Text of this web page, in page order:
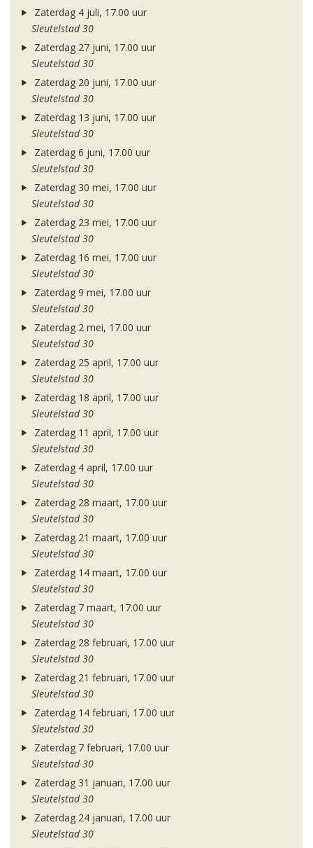
Zaterdag 4 juli, 17.00 uur
Sleutelstad 30
Zaterdag 27 juni, 17.00 uur
Sleutelstad 30
Zaterdag 20 juni, 17.00 uur
Sleutelstad 30
Zaterdag 13 juni, 17.00 uur
Sleutelstad 30
Zaterdag 6 juni, 17.00 uur
Sleutelstad 30
Zaterdag 30 mei, 17.00 uur
Sleutelstad 30
Zaterdag 23 mei, 17.00 uur
Sleutelstad 30
Zaterdag 16 mei, 17.00 uur
Sleutelstad 30
Zaterdag 9 mei, 17.00 uur
Sleutelstad 30
Zaterdag 2 mei, 17.00 uur
Sleutelstad 30
Zaterdag 25 april, 17.00 uur
Sleutelstad 30
Zaterdag 18 april, 17.00 uur
Sleutelstad 30
Zaterdag 11 april, 17.00 uur
Sleutelstad 30
Zaterdag 4 april, 17.00 uur
Sleutelstad 30
Zaterdag 28 maart, 17.00 uur
Sleutelstad 30
Zaterdag 21 maart, 17.00 uur
Sleutelstad 30
Zaterdag 14 maart, 17.00 uur
Sleutelstad 30
Zaterdag 7 maart, 17.00 uur
Sleutelstad 30
Zaterdag 28 februari, 17.00 uur
Sleutelstad 30
Zaterdag 21 februari, 17.00 uur
Sleutelstad 30
Zaterdag 14 februari, 17.00 uur
Sleutelstad 30
Zaterdag 7 februari, 17.00 uur
Sleutelstad 30
Zaterdag 31 januari, 17.00 uur
Sleutelstad 30
Zaterdag 24 januari, 17.00 uur
Sleutelstad 30